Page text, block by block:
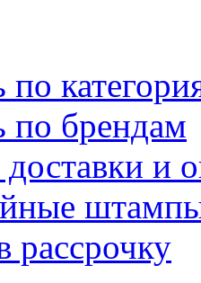
по брендам
и
рассрочку